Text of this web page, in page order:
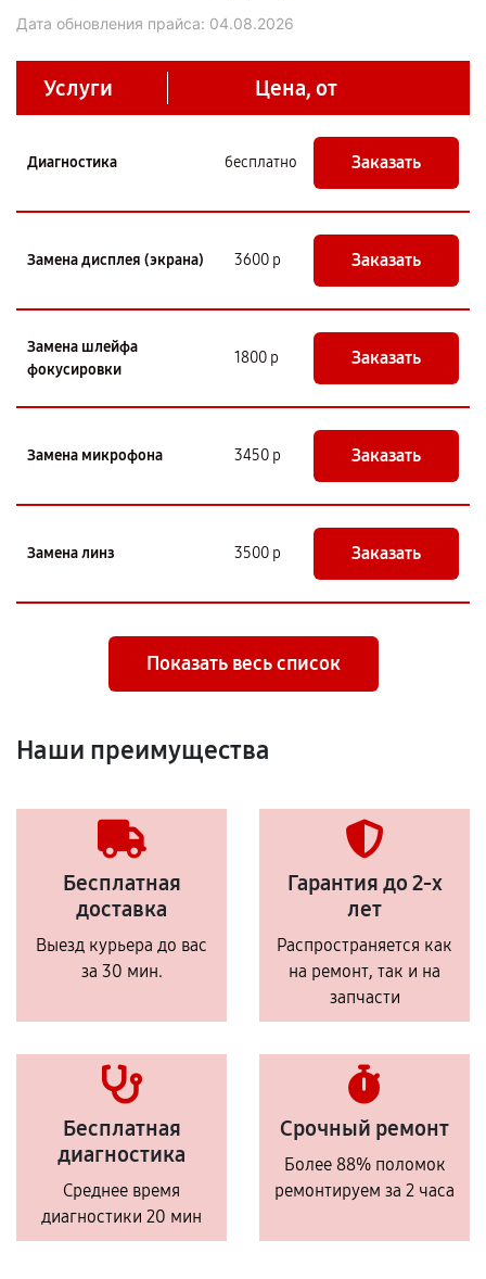
Дата обновления прайса: 04.08.2026
Услуги Цена, от
Диагностика бесплатно Заказать
Замена дисплея (экрана) 3600 р Заказать
Замена шлейфа
фокусировки
1800 р Заказать
Замена микрофона 3450 р Заказать
Замена линз 3500 р Заказать
Показать весь список
Наши преимущества
Бесплатная
доставка
Выезд курьера до вас
за 30 мин.
Гарантия до 2-х
лет
Распространяется как
на ремонт, так и на
запчасти
Бесплатная
диагностика
Среднее время
диагностики 20 мин
Срочный ремонт
Более 88% поломок
ремонтируем за 2 часа